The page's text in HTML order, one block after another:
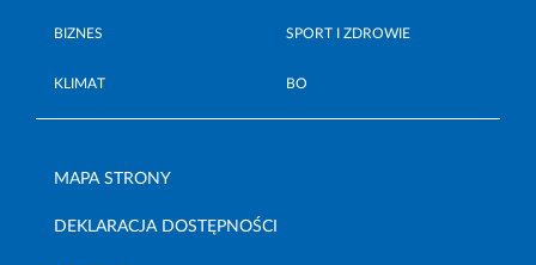
BIZNES SPORT I ZDROWIE
KLIMAT BO
MAPA STRONY
DEKLARACJA DOSTĘPNOŚCI